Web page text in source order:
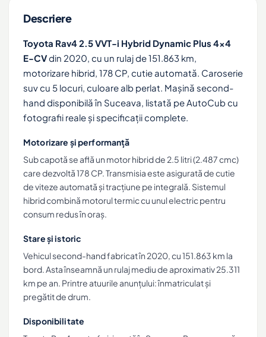
Descriere
Toyota Rav4 2.5 VVT-i Hybrid Dynamic Plus 4x4
E-CVdin 2020, cu un rulaj de 151.863 km,
motorizare hibrid, 178 CP, cutie automată. Caroserie
suv cu 5 locuri, culoare alb perlat. Mașină second-
hand disponibilă în Suceava, listată pe AutoCub cu
fotografii reale și specificații complete.
Motorizare și performanță
Sub capotă se află un motor hibrid de 2.5 litri (2.487 cmc)
care dezvoltă 178 CP. Transmisia este asigurată de cutie
de viteze automată și tracțiune pe integrală. Sistemul
hibrid combină motorul termic cu unul electric pentru
consum redus în oraș.
Stare și istoric
Vehicul second-hand fabricat în 2020, cu 151.863 km la
bord. Asta înseamnă un rulaj mediu de aproximativ 25.311
km pe an. Printre atuurile anunțului: înmatriculat și
pregătit de drum.
Disponibilitate